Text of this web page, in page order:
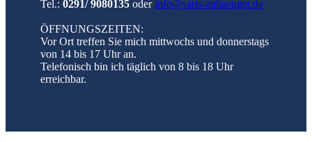
Tel.: 0291/ 9080135 oderinfo@saris-anhaenger.de
ÖFFNUNGSZEITEN:
Vor Ort treffen Sie mich mittwochs und donnerstags
von 14 bis 17 Uhr an.
Telefonisch bin ich täglich von 8 bis 18 Uhr
erreichbar.